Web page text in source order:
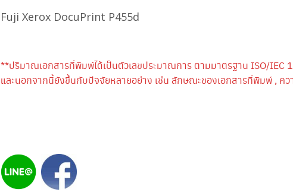
Fuji Xerox DocuPrint P455d
**ปริมาณเอกสารที่พิมพ์ได้เป็นตัวเลขประมาณการ ตามมาตรฐาน ISO/
และนอกจากนี้ยังขึ้นกับปัจจัยหลายอย่าง เช่น ลักษณะของเอกสารที่พิมพ์ , ค